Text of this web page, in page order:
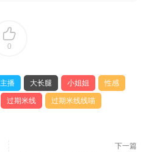
0
主播 大长腿 小姐姐
性感
过期米线
过期米线线喵
下一篇